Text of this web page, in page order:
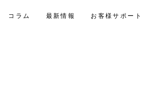
コラム 最新情報 お客様サポート